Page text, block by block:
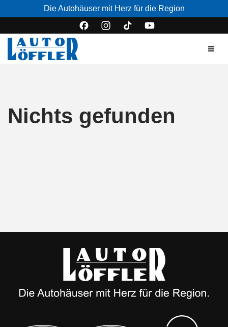
Die Autohäuser mit Herz für die Region
Nichts gefunden